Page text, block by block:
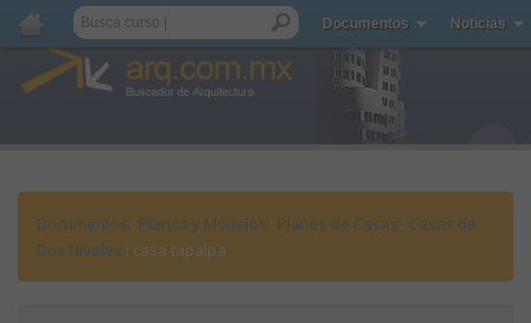
Documentos Noticias
Documentos : Planos y Modelos : Planos de Casas : Casas de
Dos Niveles : casa tapalpa